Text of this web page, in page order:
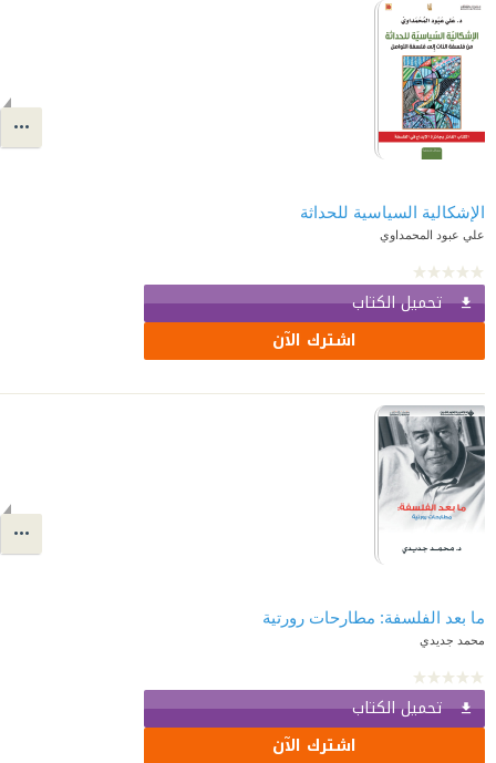
الإشكالية السياسية للحداثة
علي عبود المحمداوي
تحميل الكتاب
اشترك الآن
ما بعد الفلسفة: مطارحات رورتية
محمد جديدي
تحميل الكتاب
اشترك الآن